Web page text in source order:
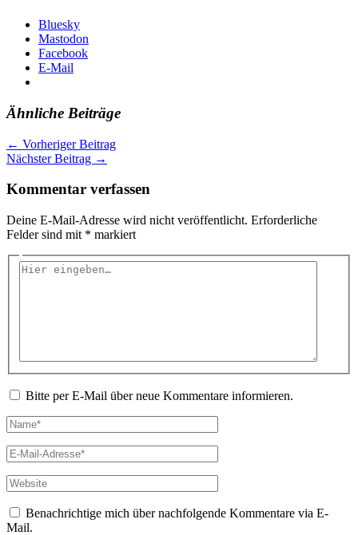
Bluesky
Mastodon
Facebook
E-Mail
Ähnliche Beiträge
← Vorheriger Beitrag
Nächster Beitrag →
Kommentar verfassen
Deine E-Mail-Adresse wird nicht veröffentlicht. Erforderliche
Felder sind mit * markiert
Hier
Bitte per E-Mail über neue Kommentare informieren.
Name*
E-
Mail-
Adresse*
Website
Benachrichtige mich über nachfolgende Kommentare via E-
Mail.